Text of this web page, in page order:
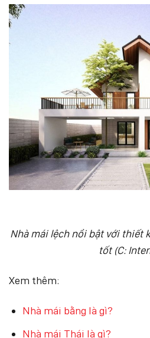
Nhà mái lệch nổi bật với thiết
tốt (C:
Xem thêm:
Nhà mái bằng là gì?
Nhà mái Thái là gì?